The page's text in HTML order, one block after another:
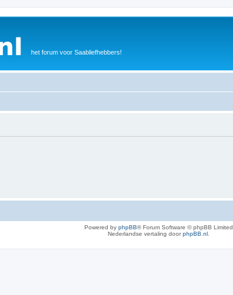
het forum voor Saabliefhebbers!
Powered by phpBB® Forum Software © phpBB Limited
Nederlandse vertaling doorphpBB.nl